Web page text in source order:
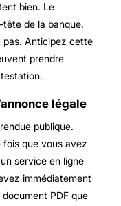
bien. Le
de la banque.
pas. Anticipez cette
prendre
légale
publique.
fois que vous avez
service en ligne
immédiatement
PDF que